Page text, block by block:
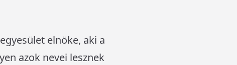
elnöke, aki a
azok nevei lesznek